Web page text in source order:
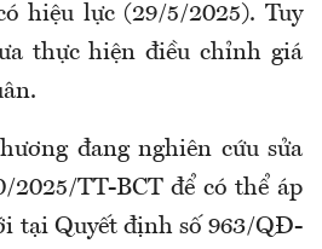
hiệu lực (29/5/2025). Tuy
thực hiện điều chỉnh giá
đang nghiên cứu sửa
2025/TT-BCT để có thể áp
tại Quyết định số 963/QĐ-